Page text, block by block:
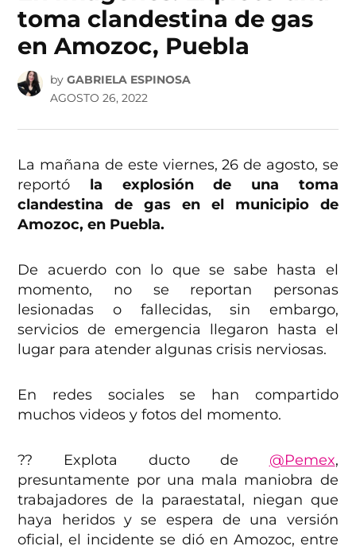
toma clandestina de gas
en Amozoc, Puebla
by GABRIELA ESPINOSA
AGOSTO 26, 2022
La mañana de este viernes, 26 de agosto, se
reportó la explosión de una toma
clandestina de gas en el municipio de
Amozoc, en Puebla.
De acuerdo con lo que se sabe hasta el
momento, no se reportan personas
lesionadas o fallecidas, sin embargo,
servicios de emergencia llegaron hasta el
lugar para atender algunas crisis nerviosas.
En redes sociales se han compartido
muchos videos y fotos del momento.
?? Explota ducto de @Pemex,
presuntamente por una mala maniobra de
trabajadores de la paraestatal, niegan que
haya heridos y se espera de una versión
oficial, el incidente se dió en Amozoc, entre